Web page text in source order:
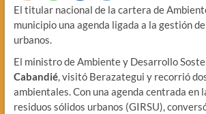
El titular nacional de la cartera de
municipio una agenda ligada a la gestión
urbanos.
El ministro de Ambiente y Desarrollo
Cabandié, visitó Berazategui y recorrió
ambientales. Con una agenda centrada en
residuos sólidos urbanos (GIRSU),